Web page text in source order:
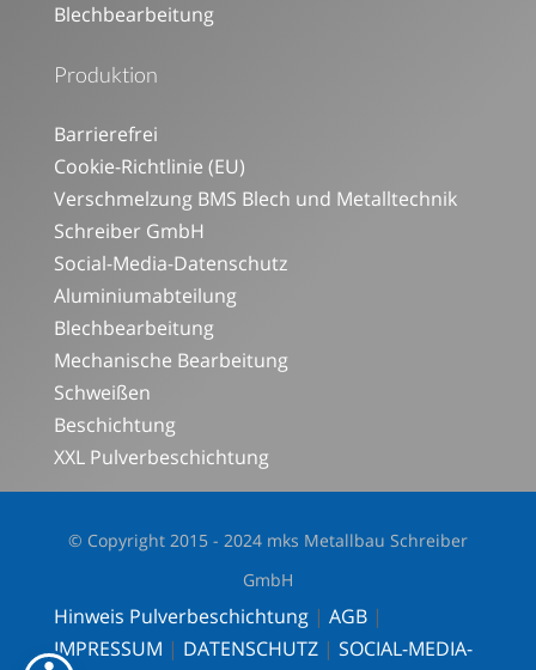
Blechbearbeitung
Produktion
Barrierefrei
Cookie-Richtlinie (EU)
Verschmelzung BMS Blech und Metalltechnik
Schreiber GmbH
Social-Media-Datenschutz
Aluminiumabteilung
Blechbearbeitung
Mechanische Bearbeitung
Schweißen
Beschichtung
XXL Pulverbeschichtung
© Copyright 2015 - 2024 mks Metallbau Schreiber
GmbH
Hinweis Pulverbeschichtung | AGB |
IMPRESSUM | DATENSCHUTZ | SOCIAL-MEDIA-